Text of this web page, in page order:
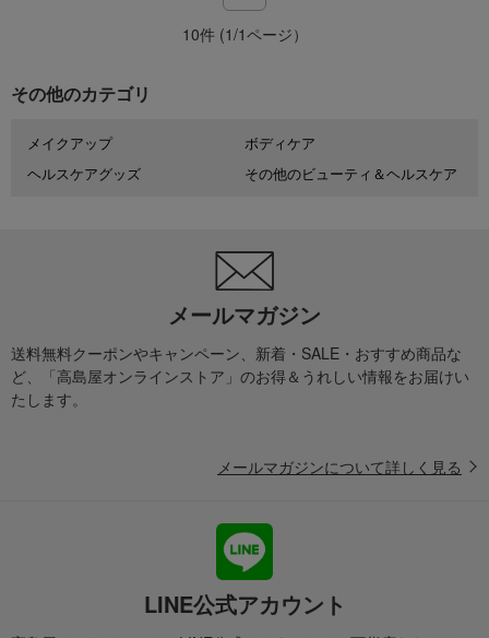
10件 (1/1ページ）
その他のカテゴリ
メイクアップ
ボディケア
ヘルスケアグッズ
その他のビューティ＆ヘルスケア
メールマガジン
送料無料クーポンやキャンペーン、新着・SALE・おすすめ商品な
ど、「高島屋オンラインストア」のお得＆うれしい情報をお届けい
たします。
メールマガジンについて詳しく見る
LINE公式アカウント